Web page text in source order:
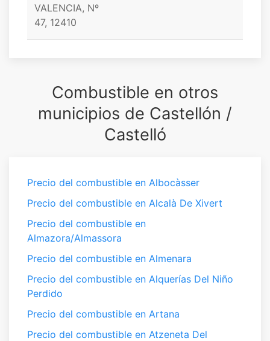
VALENCIA, Nº
47, 12410
Combustible en otros
municipios de Castellón /
Castelló
Precio del combustible en Albocàsser
Precio del combustible en Alcalà De Xivert
Precio del combustible en
Almazora/Almassora
Precio del combustible en Almenara
Precio del combustible en Alquerías Del Niño
Perdido
Precio del combustible en Artana
Precio del combustible en Atzeneta Del